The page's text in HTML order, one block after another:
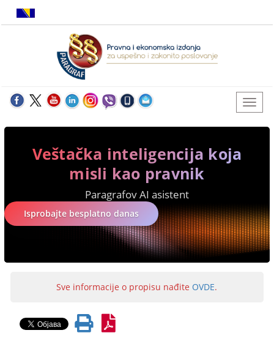
Veštačka inteligencija koja
misli kao pravnik
Paragrafov AI asistent
Isprobajte besplatno danas
Sve informacije o propisu nađite OVDE.